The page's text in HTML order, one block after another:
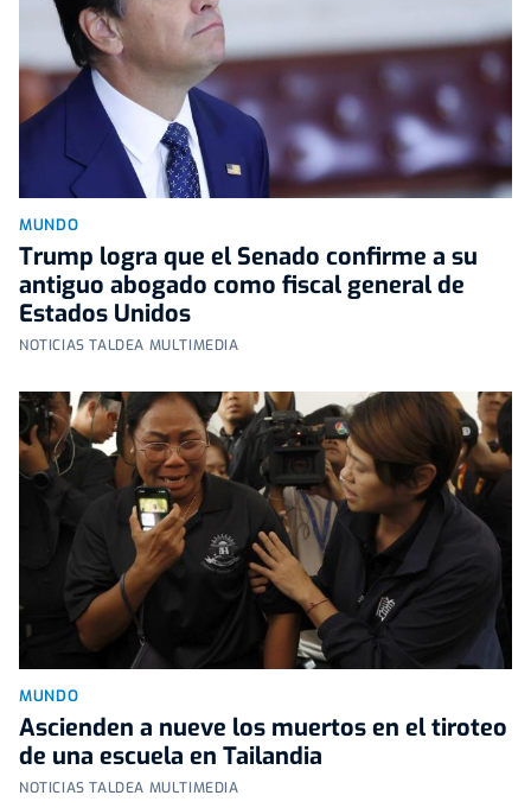
MUNDO
Trump logra que el Senado confirme a su
antiguo abogado como fiscal general de
Estados Unidos
NOTICIAS TALDEA MULTIMEDIA
MUNDO
Ascienden a nueve los muertos en el tiroteo
de una escuela en Tailandia
NOTICIAS TALDEA MULTIMEDIA